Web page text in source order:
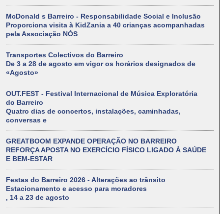
McDonald s Barreiro - Responsabilidade Social e Inclusão
Proporciona visita à KidZania a 40 crianças acompanhadas
pela Associação NÓS
Transportes Colectivos do Barreiro
De 3 a 28 de agosto em vigor os horários designados de
«Agosto»
OUT.FEST - Festival Internacional de Música Exploratória
do Barreiro
Quatro dias de concertos, instalações, caminhadas,
conversas e
GREATBOOM EXPANDE OPERAÇÃO NO BARREIRO
REFORÇA APOSTA NO EXERCÍCIO FÍSICO LIGADO À SAÚDE
E BEM-ESTAR
Festas do Barreiro 2026 - Alterações ao trânsito
Estacionamento e acesso para moradores
, 14 a 23 de agosto